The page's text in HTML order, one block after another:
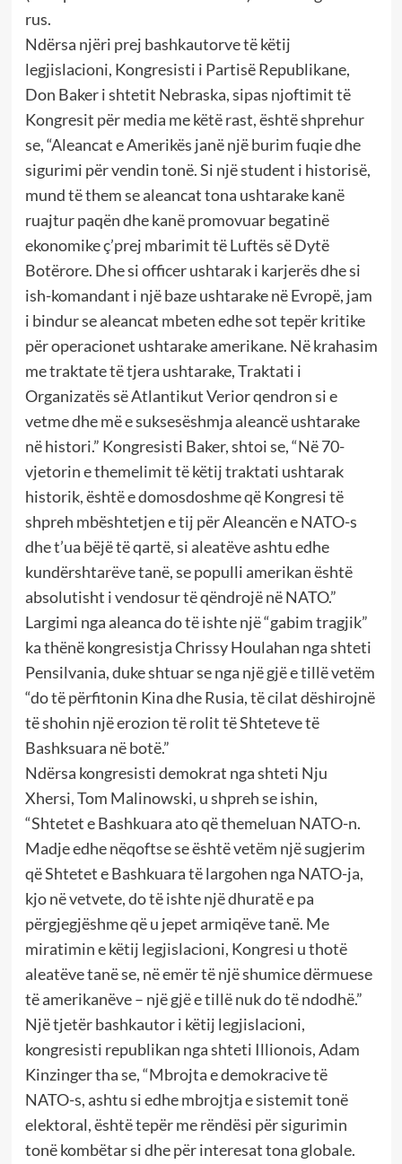
rus.
Ndërsa njëri prej bashkautorve të këtij
legjislacioni, Kongresisti i Partisë Republikane,
Don Baker i shtetit Nebraska, sipas njoftimit të
Kongresit për media me këtë rast, është shprehur
se, “Aleancat e Amerikës janë një burim fuqie dhe
sigurimi për vendin tonë. Si një student i historisë,
mund të them se aleancat tona ushtarake kanë
ruajtur paqën dhe kanë promovuar begatinë
ekonomike ç’prej mbarimit të Luftës së Dytë
Botërore. Dhe si officer ushtarak i karjerës dhe si
ish-komandant i një baze ushtarake në Evropë, jam
i bindur se aleancat mbeten edhe sot tepër kritike
për operacionet ushtarake amerikane. Në krahasim
me traktate të tjera ushtarake, Traktati i
Organizatës së Atlantikut Verior qendron si e
vetme dhe më e suksesëshmja aleancë ushtarake
në histori.” Kongresisti Baker, shtoi se, “Në 70-
vjetorin e themelimit të këtij traktati ushtarak
historik, është e domosdoshme që Kongresi të
shpreh mbështetjen e tij për Aleancën e NATO-s
dhe t’ua bëjë të qartë, si aleatëve ashtu edhe
kundërshtarëve tanë, se populli amerikan është
absolutisht i vendosur të qëndrojë në NATO.”
Largimi nga aleanca do të ishte një “gabim tragjik”
ka thënë kongresistja Chrissy Houlahan nga shteti
Pensilvania, duke shtuar se nga një gjë e tillë vetëm
“do të përfitonin Kina dhe Rusia, të cilat dëshirojnë
të shohin një erozion të rolit të Shteteve të
Bashksuara në botë.”
Ndërsa kongresisti demokrat nga shteti Nju
Xhersi, Tom Malinowski, u shpreh se ishin,
“Shtetet e Bashkuara ato që themeluan NATO-n.
Madje edhe nëqoftse se është vetëm një sugjerim
që Shtetet e Bashkuara të largohen nga NATO-ja,
kjo në vetvete, do të ishte një dhuratë e pa
përgjegjëshme që u jepet armiqëve tanë. Me
miratimin e këtij legjislacioni, Kongresi u thotë
aleatëve tanë se, në emër të një shumice dërmuese
të amerikanëve – një gjë e tillë nuk do të ndodhë.”
Një tjetër bashkautor i këtij legjislacioni,
kongresisti republikan nga shteti Illionois, Adam
Kinzinger tha se, “Mbrojta e demokracive të
NATO-s, ashtu si edhe mbrojtja e sistemit tonë
elektoral, është tepër me rëndësi për sigurimin
tonë kombëtar si dhe për interesat tona globale.